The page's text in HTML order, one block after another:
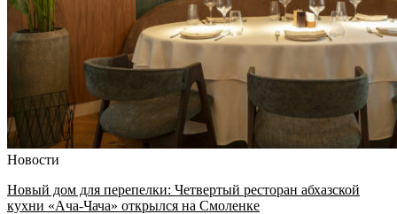
Новости
Новый дом для перепелки: Четвертый ресторан абхазской
кухни «Ача-Чача» открылся на Смоленке